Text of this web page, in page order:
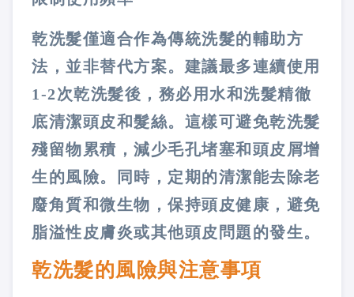
乾洗髮僅適合作為傳統洗髮的輔助方
法，並非替代方案。建議最多連續使用
1-2次乾洗髮後，務必用水和洗髮精徹
底清潔頭皮和髮絲。這樣可避免乾洗髮
殘留物累積，減少毛孔堵塞和頭皮屑增
生的風險。同時，定期的清潔能去除老
廢角質和微生物，保持頭皮健康，避免
脂溢性皮膚炎或其他頭皮問題的發生。
乾洗髮的風險與注意事項